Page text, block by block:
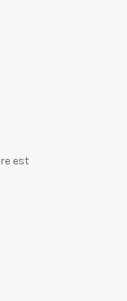
est